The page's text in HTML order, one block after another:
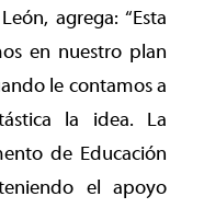
agrega: “Esta
en nuestro plan
le contamos a
la idea. La
de Educación
el apoyo